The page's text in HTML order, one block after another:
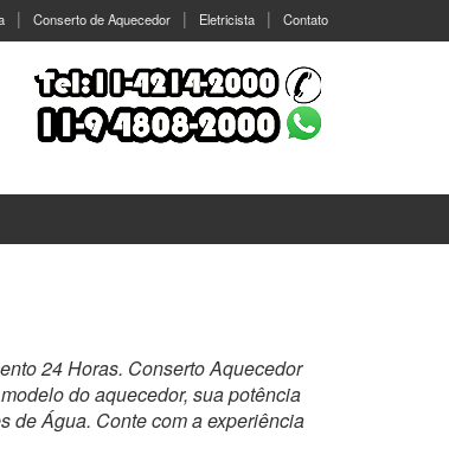
Conserto de Aquecedor Eletricista Contato
24 Horas. Conserto Aquecedor
do aquecedor, sua potência
de Água. Conte com a experiência